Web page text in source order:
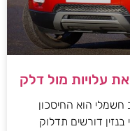
עלויות מול דלק
הוא החיסכון
דורשים תדלוק